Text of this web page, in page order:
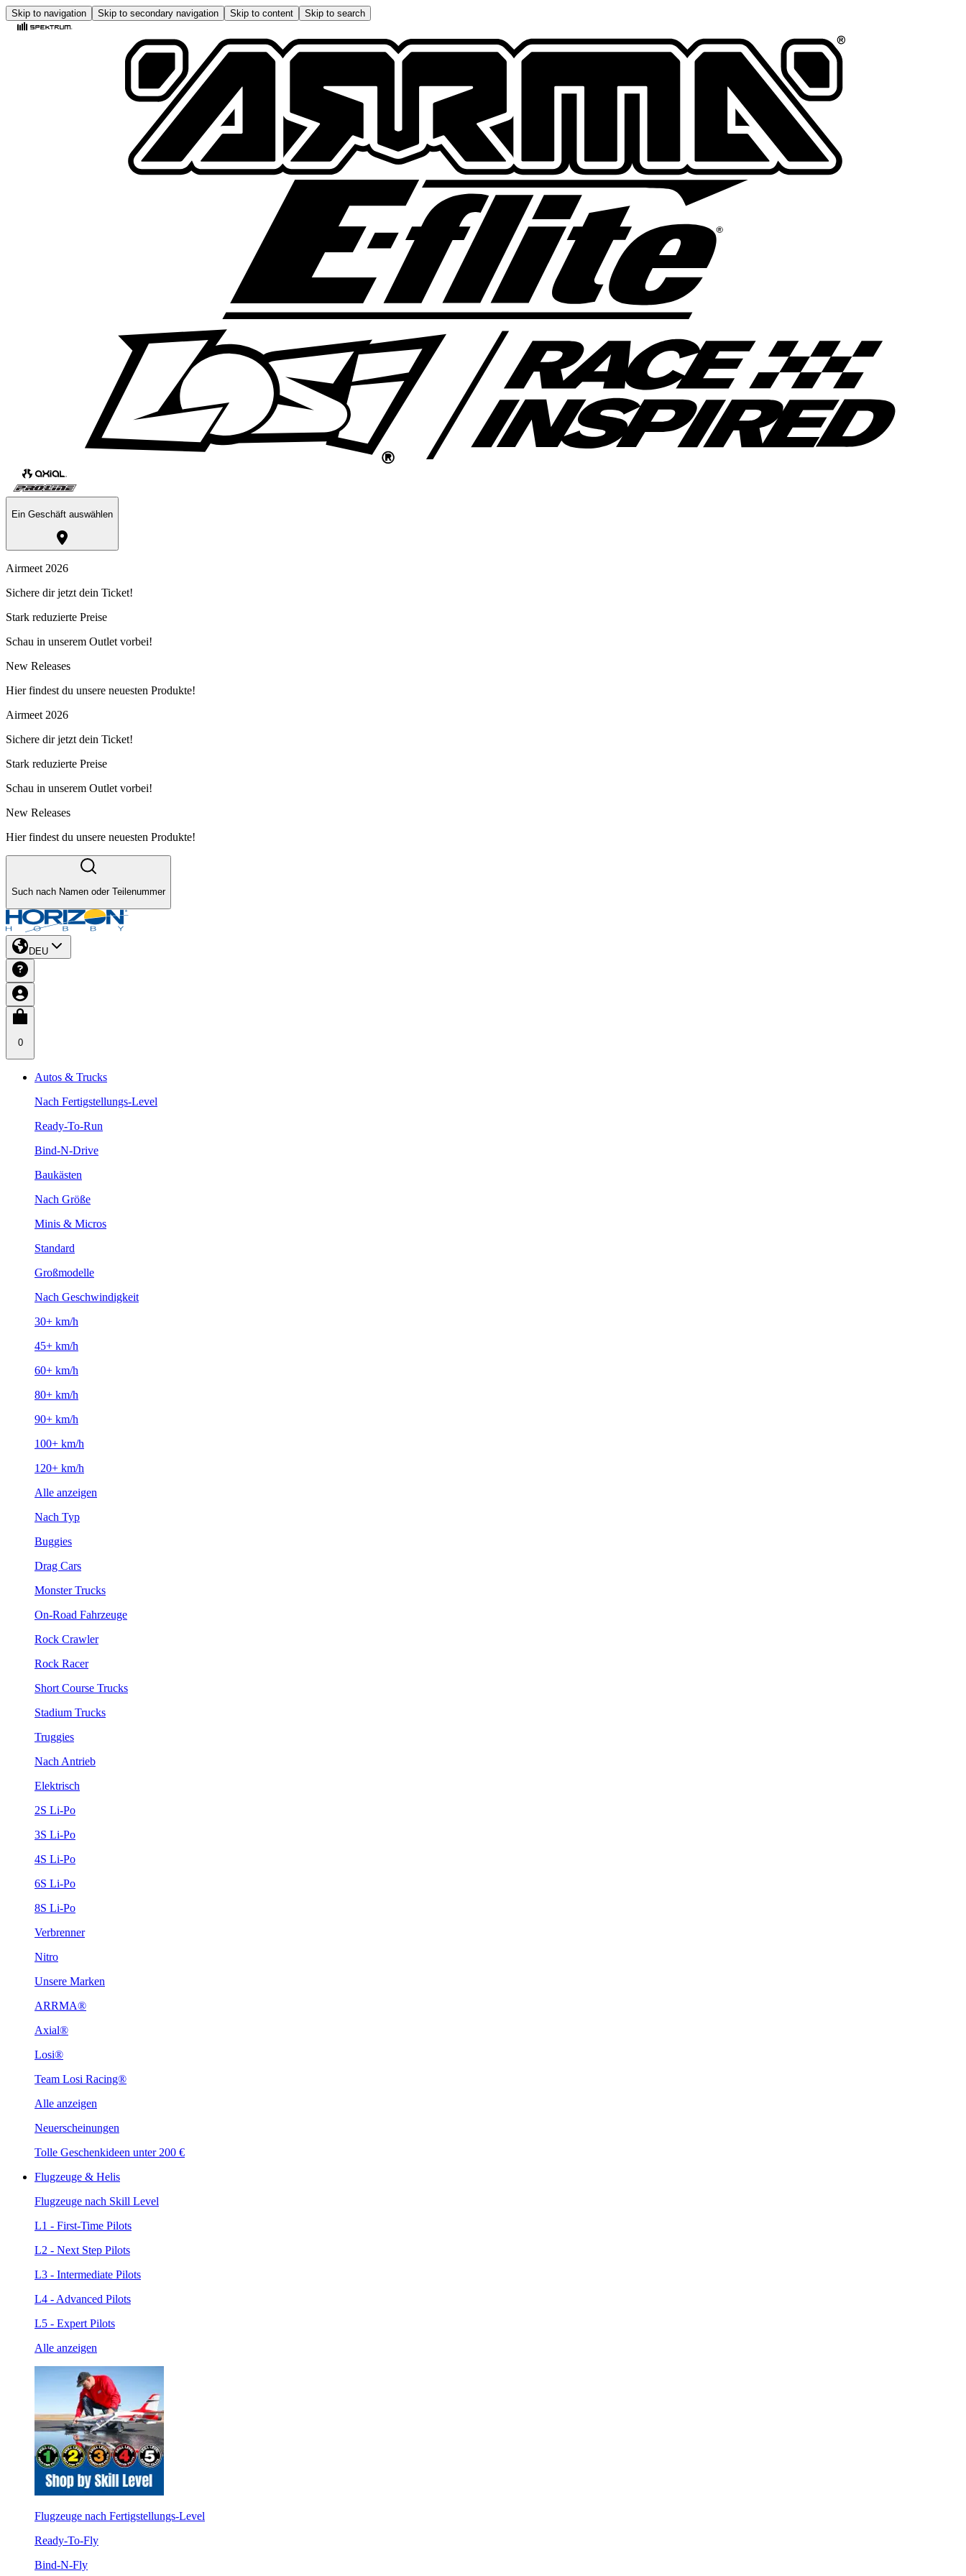
Skip to navigation Skip to secondary navigation Skip to content Skip to search
Ein Geschäft auswählen
Airmeet 2026
Sichere dir jetzt dein Ticket!
Stark reduzierte Preise
Schau in unserem Outlet vorbei!
New Releases
Hier findest du unsere neuesten Produkte!
Airmeet 2026
Sichere dir jetzt dein Ticket!
Stark reduzierte Preise
Schau in unserem Outlet vorbei!
New Releases
Hier findest du unsere neuesten Produkte!
Such nach Namen oder Teilenummer
DEU
0
Autos & Trucks
Nach Fertigstellungs-Level
Ready-To-Run
Bind-N-Drive
Baukästen
Nach Größe
Minis & Micros
Standard
Großmodelle
Nach Geschwindigkeit
30+ km/h
45+ km/h
60+ km/h
80+ km/h
90+ km/h
100+ km/h
120+ km/h
Alle anzeigen
Nach Typ
Buggies
Drag Cars
Monster Trucks
On-Road Fahrzeuge
Rock Crawler
Rock Racer
Short Course Trucks
Stadium Trucks
Truggies
Nach Antrieb
Elektrisch
2S Li-Po
3S Li-Po
4S Li-Po
6S Li-Po
8S Li-Po
Verbrenner
Nitro
Unsere Marken
ARRMA®
Axial®
Losi®
Team Losi Racing®
Alle anzeigen
Neuerscheinungen
Tolle Geschenkideen unter 200 €
Flugzeuge & Helis
Flugzeuge nach Skill Level
L1 - First-Time Pilots
L2 - Next Step Pilots
L3 - Intermediate Pilots
L4 - Advanced Pilots
L5 - Expert Pilots
Alle anzeigen
Flugzeuge nach Fertigstellungs-Level
Ready-To-Fly
Bind-N-Fly